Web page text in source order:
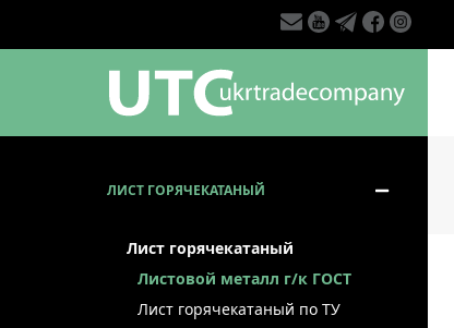
ЛИСТ ГОРЯЧЕКАТАНЫЙ
Лист горячекатаный
Листовой металл г/к ГОСТ
Лист горячекатаный по ТУ